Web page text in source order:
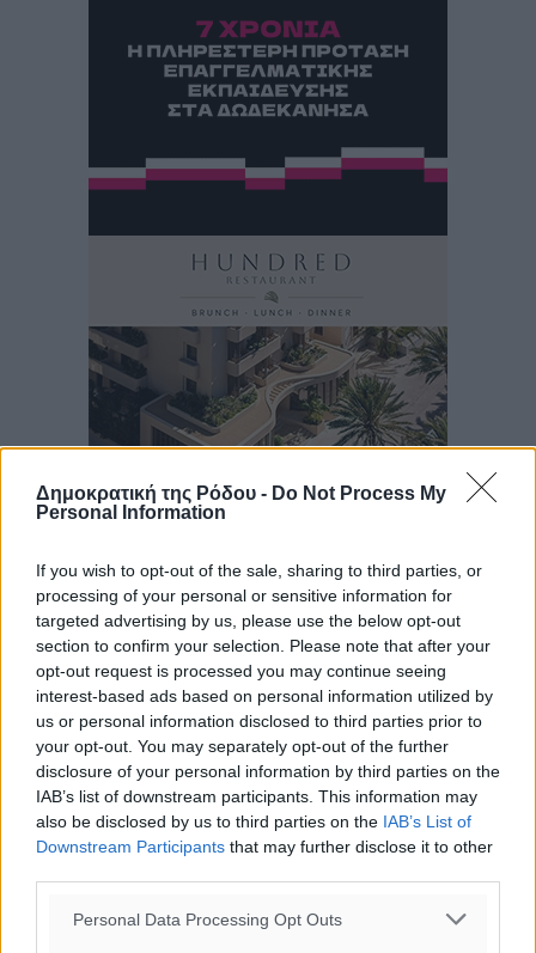
Δημοκρατική της Ρόδου - Do Not Process My
Personal Information
If you wish to opt-out of the sale, sharing to third parties, or
processing of your personal or sensitive information for
targeted advertising by us, please use the below opt-out
section to confirm your selection. Please note that after your
opt-out request is processed you may continue seeing
interest-based ads based on personal information utilized by
us or personal information disclosed to third parties prior to
your opt-out. You may separately opt-out of the further
disclosure of your personal information by third parties on the
IAB’s list of downstream participants. This information may
also be disclosed by us to third parties on the IAB’s List of
Downstream Participants that may further disclose it to other
Personal Data Processing Opt Outs
Ροή ειδήσεων
Συνελήφθησαν δύο αλλοδαπές για λαθρεμπόριο